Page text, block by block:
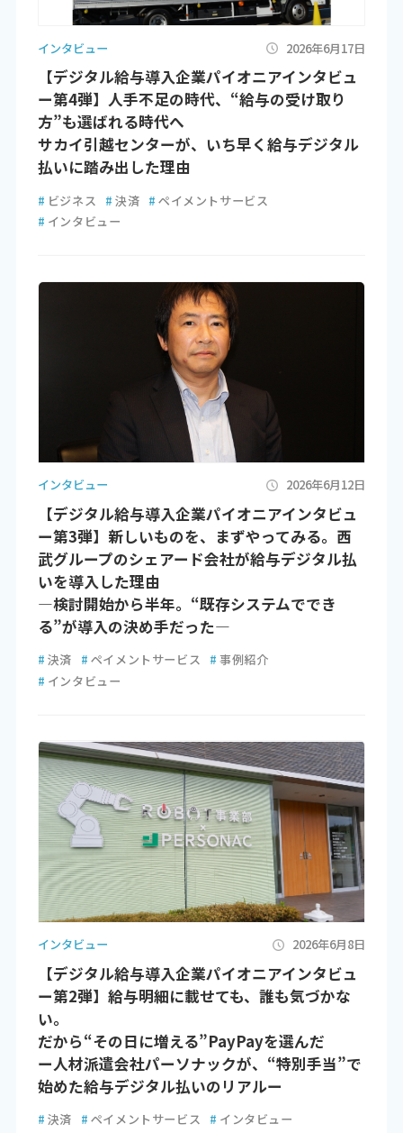
インタビュー 2026年6月17日
【デジタル給与導入企業パイオニアインタビュ
ー第4弾】人手不足の時代、“給与の受け取り
方”も選ばれる時代へ
サカイ引越センターが、いち早く給与デジタル
払いに踏み出した理由
# ビジネス # 決済 # ペイメントサービス
# インタビュー
インタビュー 2026年6月12日
【デジタル給与導入企業パイオニアインタビュ
ー第3弾】新しいものを、まずやってみる。西
武グループのシェアード会社が給与デジタル払
いを導入した理由
―検討開始から半年。“既存システムででき
る”が導入の決め手だった―
# 決済 # ペイメントサービス # 事例紹介
# インタビュー
インタビュー 2026年6月8日
【デジタル給与導入企業パイオニアインタビュ
ー第2弾】給与明細に載せても、誰も気づかな
い。
だから“その日に増える”PayPayを選んだ
ー人材派遣会社パーソナックが、“特別手当”で
始めた給与デジタル払いのリアルー
# 決済 # ペイメントサービス # インタビュー